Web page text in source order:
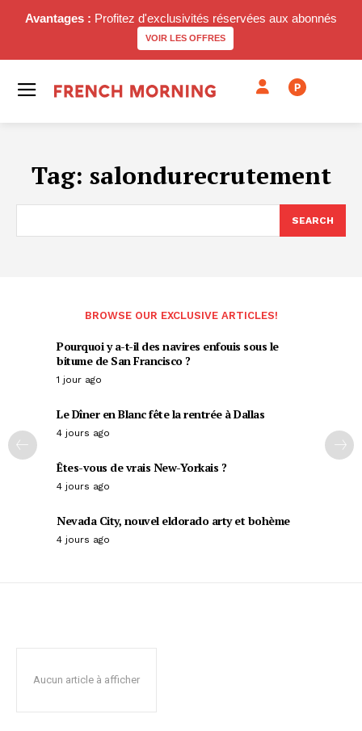
Avantages : Profitez d'exclusivités réservées aux abonnés
VOIR LES OFFRES
P
Tag: salondurecrutement
SEARCH
BROWSE OUR EXCLUSIVE ARTICLES!
Pourquoi y a-t-il des navires enfouis sous le
bitume de San Francisco ?
1 jour ago
Le Dîner en Blanc fête la rentrée à Dallas
4 jours ago
Êtes-vous de vrais New-Yorkais ?
4 jours ago
Nevada City, nouvel eldorado arty et bohème
4 jours ago
Aucun article à afficher